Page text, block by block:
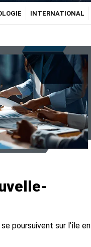
INTERNATIONAL
poursuivent sur l’île en